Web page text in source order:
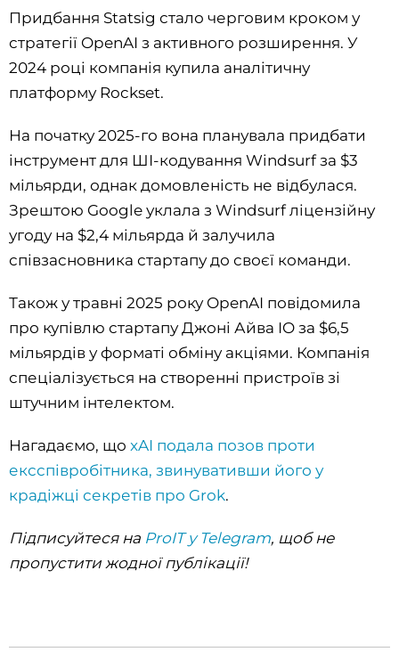
Придбання Statsig стало черговим кроком у
стратегії OpenAI з активного розширення. У
2024 році компанія купила аналітичну
платформу Rockset.
На початку 2025-го вона планувала придбати
інструмент для ШІ-кодування Windsurf за $3
мільярди, однак домовленість не відбулася.
Зрештою Google уклала з Windsurf ліцензійну
угоду на $2,4 мільярда й залучила
співзасновника стартапу до своєї команди.
Також у травні 2025 року OpenAI повідомила
про купівлю стартапу Джоні Айва IO за $6,5
мільярдів у форматі обміну акціями. Компанія
спеціалізується на створенні пристроїв зі
штучним інтелектом.
Нагадаємо, що xAI подала позов проти
ексспівробітника, звинувативши його у
крадіжці секретів про Grok.
Підписуйтеся на ProIT у Telegram, щоб не
пропустити жодної публікації!